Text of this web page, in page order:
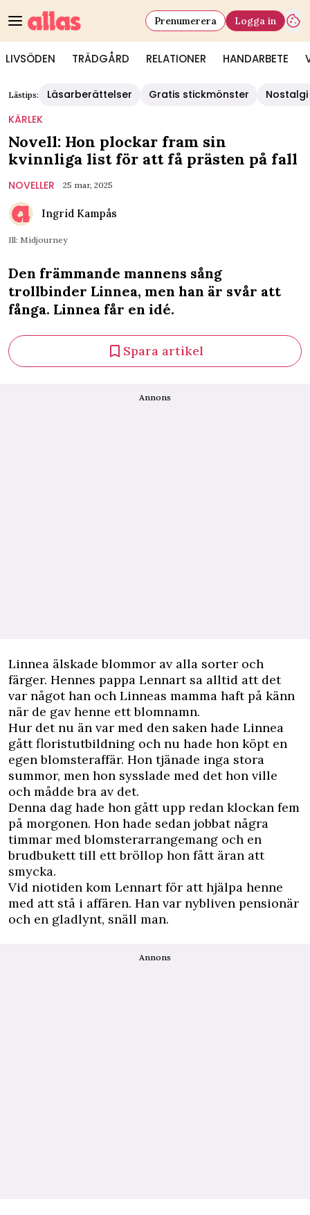
LIVSÖDEN TRÄDGÅRD RELATIONER HANDARBETE
Prenumerera Logga in
Lästips: Läsarberättelser Gratis stickmönster
Nostalgi
KÄRLEK
Novell: Hon plockar fram sin
kvinnliga list för att få prästen på fall
NOVELLER 25 mar, 2025
Ingrid Kampås
Ill: Midjourney
Den främmande mannens sång
trollbinder Linnea, men han är svår att
fånga. Linnea får en idé.
Spara artikel
Annons
Linnea älskade blommor av alla sorter och
färger. Hennes pappa Lennart sa alltid att det
var något han och ­Linneas mamma haft på känn
när de gav ­henne ett blomnamn.
Hur det nu än var med den saken hade ­Linnea
gått floristutbildning och nu hade hon köpt en
egen blomsteraffär. Hon tjänade inga stora
summor, men hon sysslade med det hon ville
och mådde bra av det.
Denna dag hade hon gått upp redan klockan fem
på morgonen. Hon hade sedan jobbat några
timmar med blomsterarrangemang och en
brudbukett till ett bröllop hon fått äran att
smycka.
Vid niotiden kom Lennart för att hjälpa henne
med att stå i affären. Han var nybliven pensionär
och en gladlynt, snäll man.
Annons